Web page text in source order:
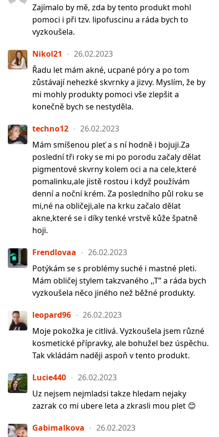
Zajímalo by mě, zda by tento produkt mohl
pomoci i při tzv. lipofuscinu a ráda bych to
vyzkoušela.
Nikol21
26.02.2023
Řadu let mám akné, ucpané póry a po tom
zůstávají nehezké skvrnky a jizvy. Myslím, že by
mi mohly produkty pomoci vše zlepšit a
konečně bych se nestyděla.
techno12
26.02.2023
Mám smíšenou pleť a s ní hodně i bojuji.Za
poslední tři roky se mi po porodu začaly dělat
pigmentové skvrny kolem oci a na cele,které
pomalinku,ale jistě rostou i když používám
denní a noční krém. Za posledního půl roku se
mi,né na obličeji,ale na krku začalo dělat
akne,které se i díky tenké vrstvě kůže špatně
hoji.
Frendlovaa
26.02.2023
Potýkám se s problémy suché i mastné pleti.
Mám obličej stylem takzvaného ,,T” a ráda bych
vyzkoušela něco jiného než běžné produkty.
leopard96
26.02.2023
Moje pokožka je citlivá. Vyzkoušela jsem různé
kosmetické přípravky, ale bohužel bez úspěchu.
Tak vkládám naději aspoň v tento produkt.
Lucie440
26.02.2023
Uz nejsem nejmladsi takze hledam nejaky
zazrak co mi ubere leta a zkrasli mou plet 😊
Gabimalkova
26.02.2023